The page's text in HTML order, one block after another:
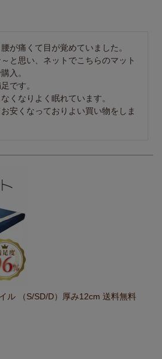
が痛くて目が覚めていました。
と思い、ネットでこちらのマット
入。
です。
くなりよく眠れています。
安くなっておりよい買い物をしま
ル （S/SD/D）厚み12cm 送料無料